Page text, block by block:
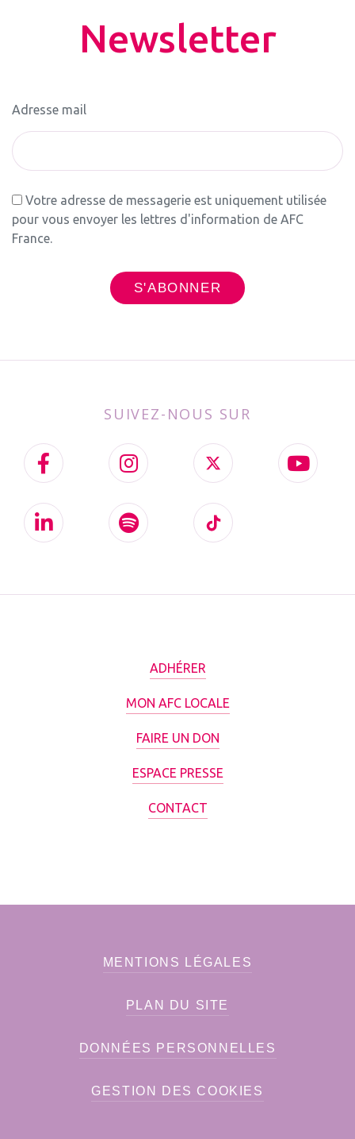
Newsletter
Adresse mail
Votre adresse de messagerie est uniquement utilisée
pour vous envoyer les lettres d'information de AFC
France.
SUIVEZ-NOUS SUR
ADHÉRER
MON AFC LOCALE
FAIRE UN DON
ESPACE PRESSE
CONTACT
MENTIONS LÉGALES
PLAN DU SITE
DONNÉES PERSONNELLES
GESTION DES COOKIES